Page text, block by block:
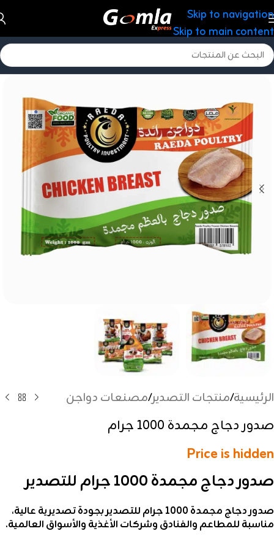
Skip to navigation
Skip to main content
الرئيسية/منتجات التصدير/مصنعات دواجن
صدور دجاج مجمدة 1000 جرام
Price is hidden
صدور دجاج مجمدة 1000 جرام للتصدير
صدور دجاج مجمدة 1000 جرام للتصدير بجودة تصديرية عالية،
مناسبة للمطاعم والفنادق وشركات الأغذية والأسواق العالمية.